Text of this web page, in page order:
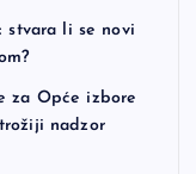
stvara li se novi
za Opće izbore
nadzor